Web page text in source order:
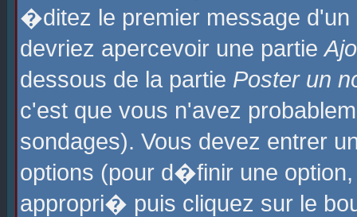
�ditez le premier message
devriez apercevoir une partie
dessous de la partie Poster un
c'est que vous n'avez
sondages). Vous devez entrer
options (pour d�finir une
appropri� puis cliquez sur le